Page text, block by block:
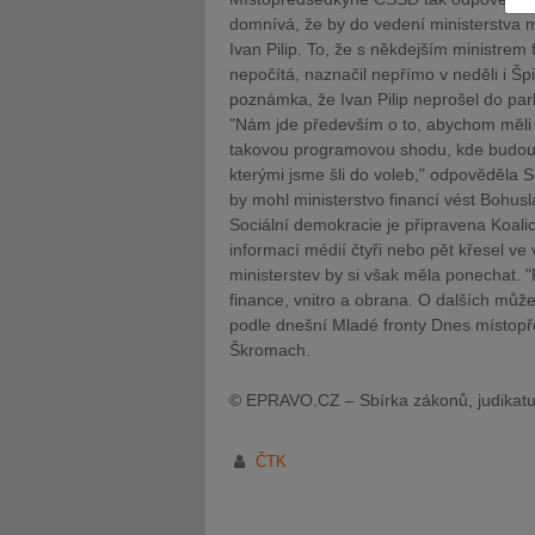
domnívá, že by do vedení ministerstva
Ivan Pilip. To, že s někdejším ministrem
nepočítá, naznačil nepřímo v neděli i
poznámka, že Ivan Pilip neprošel do
"Nám jde především o to, abychom
takovou programovou shodu, kde
kterými jsme šli do voleb," odpověděla
by mohl ministerstvo financí vést
Sociální demokracie je připravena
informací médií čtyři nebo pět křesel ve
ministerstev by si však měla ponechat.
finance, vnitro a obrana. O dalších
podle dnešní Mladé fronty Dnes
Škromach.
© EPRAVO.CZ – Sbírka zákonů,
ČTK
JUDr. Tomáš Nielsen
JUDr.
Kurzy